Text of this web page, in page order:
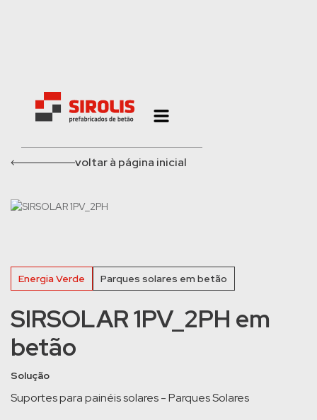
voltar à página inicial
Energia Verde Parques solares em betão
SIRSOLAR 1PV_2PH em
betão
Solução
Suportes para painéis solares - Parques Solares